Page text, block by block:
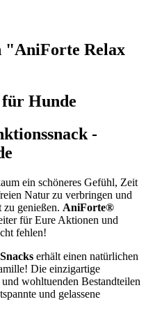
"AniForte Relax
Hunde
-
ein schöneres Gefühl, Zeit
Natur zu verbringen und
zu genießen. AniForte®
für Eure Aktionen und
fehlen!
erhält einen natürlichen
Die einzigartige
wohltuenden Bestandteilen
und gelassene